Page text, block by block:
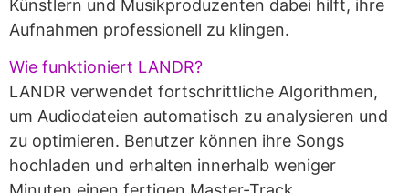
Künstlern und Musikproduzenten dabei hilft, ihre
Aufnahmen professionell zu klingen.
Wie funktioniert LANDR?
LANDR verwendet fortschrittliche Algorithmen,
um Audiodateien automatisch zu analysieren und
zu optimieren. Benutzer können ihre Songs
hochladen und erhalten innerhalb weniger